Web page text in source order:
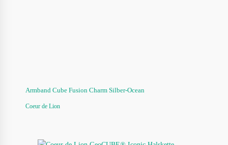
Armband Cube Fusion Charm Silber-Ocean
Coeur de Lion